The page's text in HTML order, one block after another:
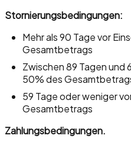
Stornierungsbedingungen:
Mehr als 90 Tage vor
Gesamtbetrags
Zwischen 89 Tagen und
50% des
59 Tage oder weniger
Gesamtbetrags
Zahlungsbedingungen.